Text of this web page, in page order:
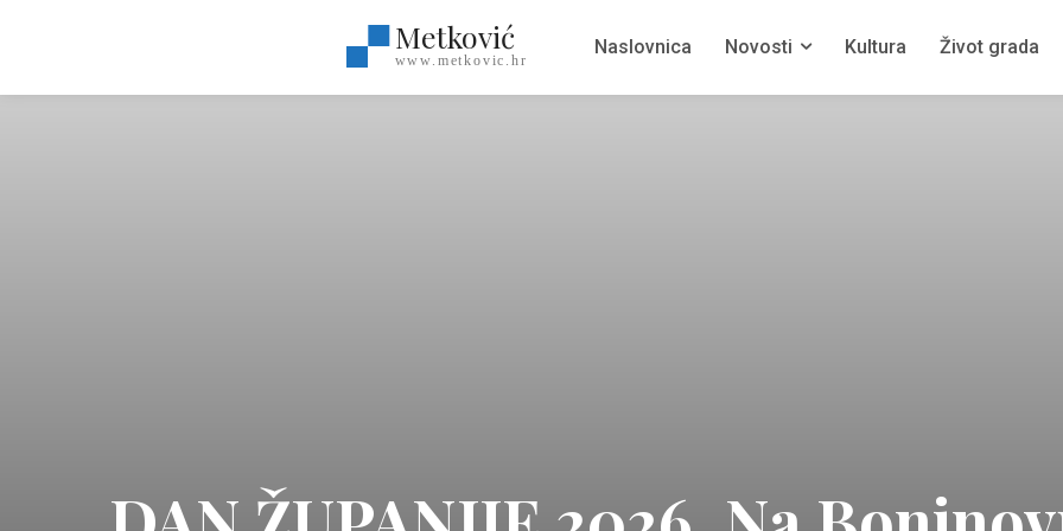
Metković
www.metkovic.hr
Naslovnica Novosti Kultura Život grada